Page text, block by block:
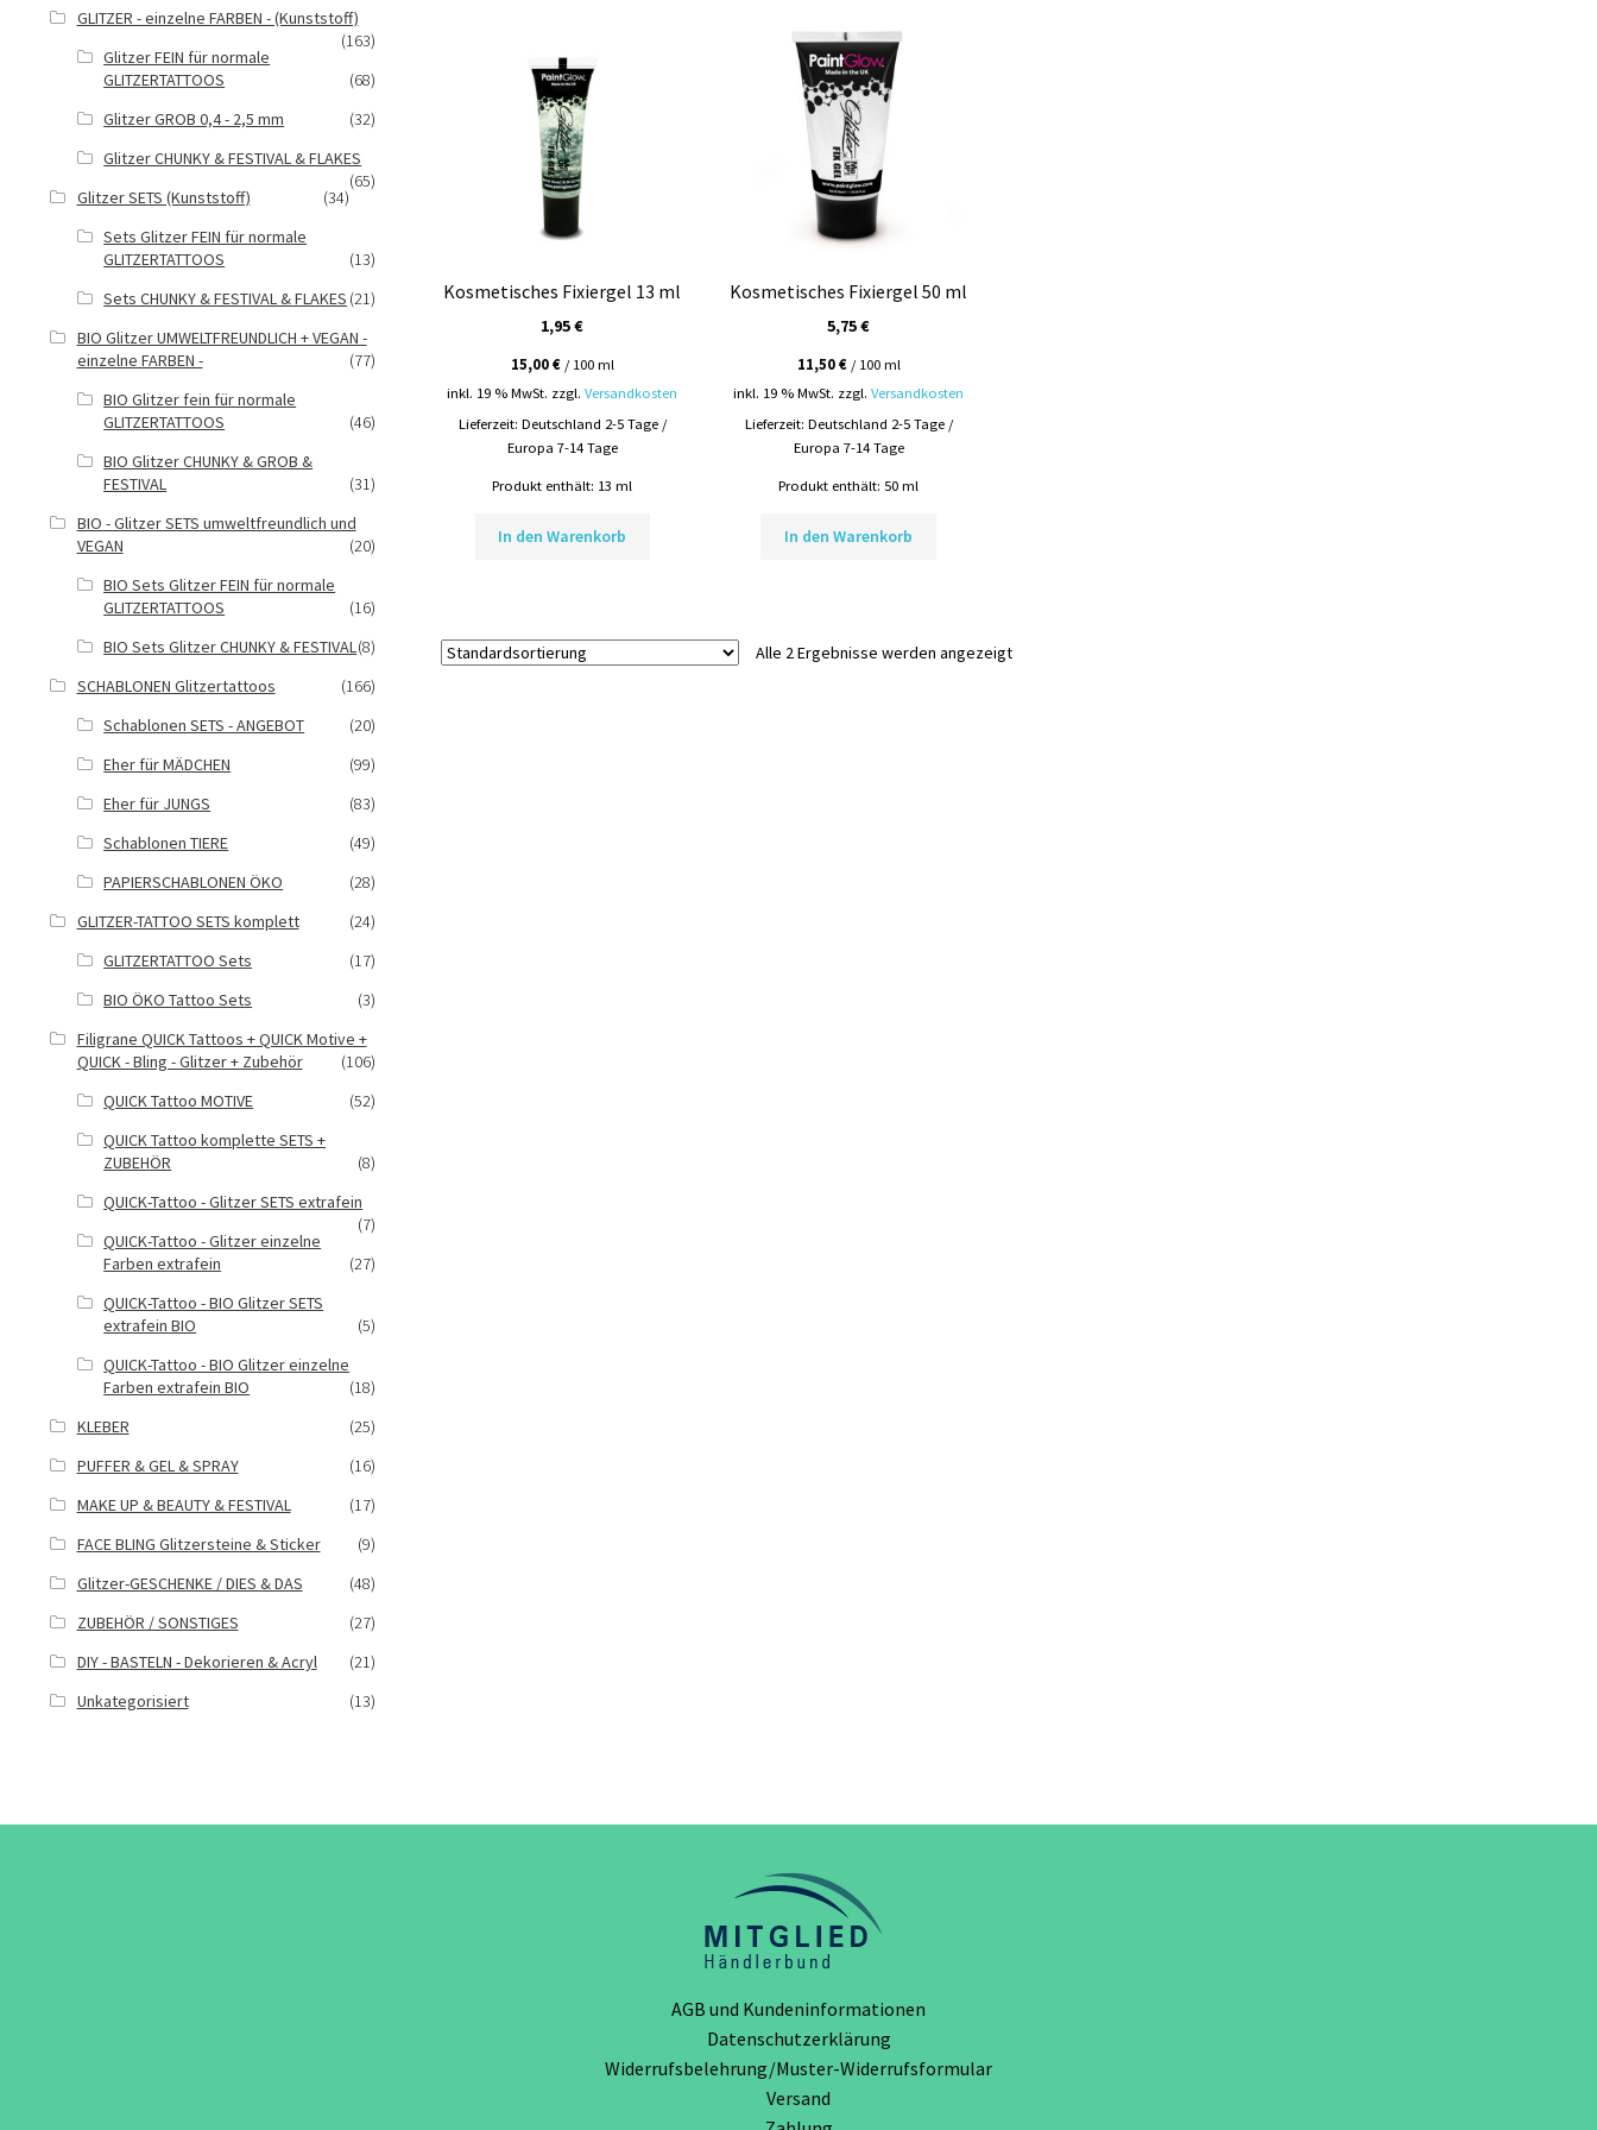
Kosmetisches Fixiergel 13 ml
1,95€
15,00 €/ 100 ml
inkl. 19 % MwSt. zzgl.Versandkosten
Lieferzeit: Deutschland 2-5 Tage /
Europa 7-14 Tage
Produkt enthält: 13ml
In den Warenkorb
Kosmetisches Fixiergel 50 ml
5,75€
11,50 €/ 100 ml
inkl. 19 % MwSt. zzgl.Versandkosten
Lieferzeit: Deutschland 2-5 Tage /
Europa 7-14 Tage
Produkt enthält: 50ml
In den Warenkorb
Alle 2 Ergebnisse werden angezeigt
GLITZER - einzelne FARBEN - (Kunststoff)
(163)
Glitzer FEIN für normale
GLITZERTATTOOS
(68)
Glitzer GROB 0,4 - 2,5 mm
(32)
Glitzer CHUNKY & FESTIVAL & FLAKES
(65)
Glitzer SETS (Kunststoff)
(34)
Sets Glitzer FEIN für normale
GLITZERTATTOOS
(13)
Sets CHUNKY & FESTIVAL & FLAKES (21)
BIO Glitzer UMWELTFREUNDLICH + VEGAN -
einzelne FARBEN -
(77)
BIO Glitzer fein für normale
GLITZERTATTOOS
(46)
BIO Glitzer CHUNKY & GROB &
FESTIVAL
(31)
BIO - Glitzer SETS umweltfreundlich und
VEGAN
(20)
BIO Sets Glitzer FEIN für normale
GLITZERTATTOOS
(16)
BIO Sets Glitzer CHUNKY & FESTIVAL(8)
SCHABLONEN Glitzertattoos
(166)
Schablonen SETS - ANGEBOT
(20)
Eher für MÄDCHEN
(99)
Eher für JUNGS
(83)
Schablonen TIERE
(49)
PAPIERSCHABLONEN ÖKO
(28)
GLITZER-TATTOO SETS komplett
(24)
GLITZERTATTOO Sets
(17)
BIO ÖKO Tattoo Sets
(3)
Filigrane QUICK Tattoos + QUICK Motive +
QUICK - Bling - Glitzer + Zubehör
(106)
QUICK Tattoo MOTIVE
(52)
QUICK Tattoo komplette SETS +
ZUBEHÖR
(8)
QUICK-Tattoo - Glitzer SETS extrafein
(7)
QUICK-Tattoo - Glitzer einzelne
Farben extrafein
(27)
QUICK-Tattoo - BIO Glitzer SETS
extrafein BIO
(5)
QUICK-Tattoo - BIO Glitzer einzelne
Farben extrafein BIO
(18)
KLEBER
(25)
PUFFER & GEL & SPRAY
(16)
MAKE UP & BEAUTY & FESTIVAL
(17)
FACE BLING Glitzersteine & Sticker
(9)
Glitzer-GESCHENKE / DIES & DAS
(48)
ZUBEHÖR / SONSTIGES
(27)
DIY - BASTELN - Dekorieren & Acryl
(21)
Unkategorisiert
(13)
AGB und Kundeninformationen
Datenschutzerklärung
Widerrufsbelehrung/Muster-Widerrufsformular
Versand